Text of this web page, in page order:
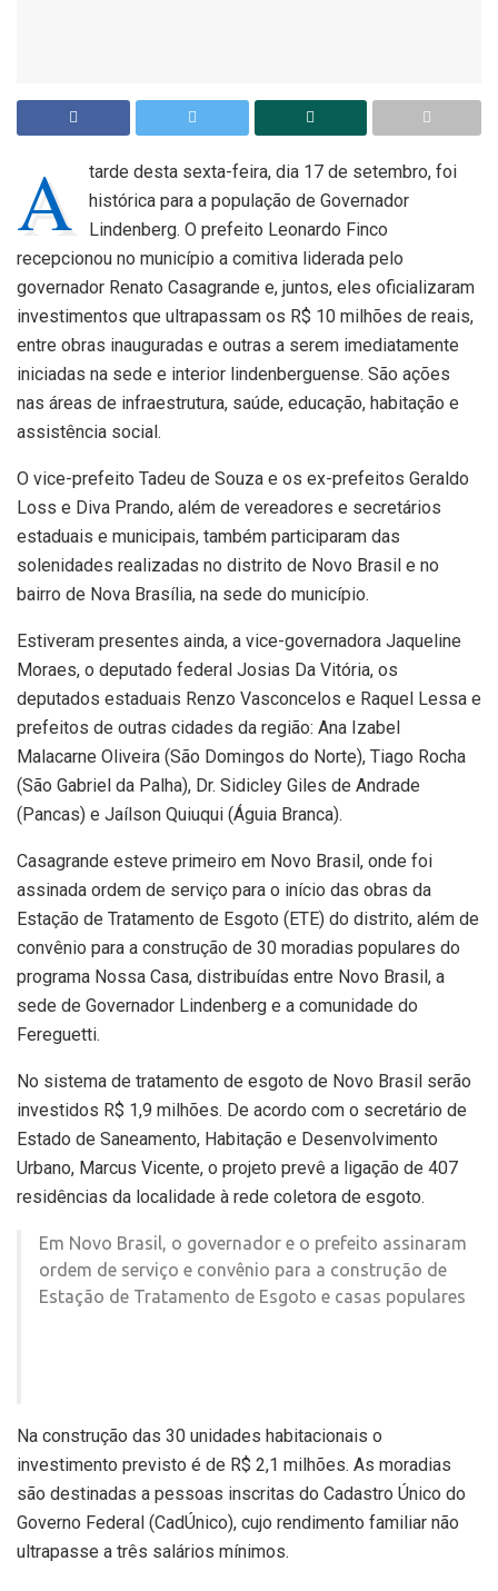
A
tarde desta sexta-feira, dia 17 de setembro, foi
histórica para a população de Governador
Lindenberg. O prefeito Leonardo Finco
recepcionou no município a comitiva liderada pelo
governador Renato Casagrande e, juntos, eles oficializaram
investimentos que ultrapassam os R$ 10 milhões de reais,
entre obras inauguradas e outras a serem imediatamente
iniciadas na sede e interior lindenberguense. São ações
nas áreas de infraestrutura, saúde, educação, habitação e
assistência social.
O vice-prefeito Tadeu de Souza e os ex-prefeitos Geraldo
Loss e Diva Prando, além de vereadores e secretários
estaduais e municipais, também participaram das
solenidades realizadas no distrito de Novo Brasil e no
bairro de Nova Brasília, na sede do município.
Estiveram presentes ainda, a vice-governadora Jaqueline
Moraes, o deputado federal Josias Da Vitória, os
deputados estaduais Renzo Vasconcelos e Raquel Lessa e
prefeitos de outras cidades da região: Ana Izabel
Malacarne Oliveira (São Domingos do Norte), Tiago Rocha
(São Gabriel da Palha), Dr. Sidicley Giles de Andrade
(Pancas) e Jaílson Quiuqui (Águia Branca).
Casagrande esteve primeiro em Novo Brasil, onde foi
assinada ordem de serviço para o início das obras da
Estação de Tratamento de Esgoto (ETE) do distrito, além de
convênio para a construção de 30 moradias populares do
programa Nossa Casa, distribuídas entre Novo Brasil, a
sede de Governador Lindenberg e a comunidade do
Fereguetti.
No sistema de tratamento de esgoto de Novo Brasil serão
investidos R$ 1,9 milhões. De acordo com o secretário de
Estado de Saneamento, Habitação e Desenvolvimento
Urbano, Marcus Vicente, o projeto prevê a ligação de 407
residências da localidade à rede coletora de esgoto.
Em Novo Brasil, o governador e o prefeito assinaram
ordem de serviço e convênio para a construção de
Estação de Tratamento de Esgoto e casas populares
Na construção das 30 unidades habitacionais o
investimento previsto é de R$ 2,1 milhões. As moradias
são destinadas a pessoas inscritas do Cadastro Único do
Governo Federal (CadÚnico), cujo rendimento familiar não
ultrapasse a três salários mínimos.